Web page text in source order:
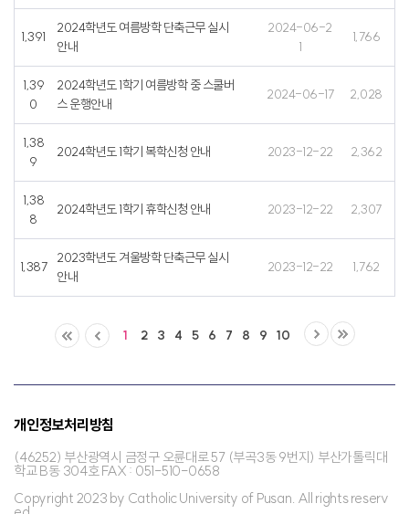
1,391
2024학년도 여름방학 단축근무 실시
안내
2024-06-2
1
1,766
1,39
0
2024학년도 1학기 여름방학 중 스쿨버
스 운행안내
2024-06-17 2,028
1,38
9
2024학년도 1학기 복학신청 안내 2023-12-22 2,362
1,38
8
2024학년도 1학기 휴학신청 안내 2023-12-22 2,307
1,387
2023학년도 겨울방학 단축근무 실시
안내
2023-12-22 1,762
1 2 3 4 5 6 7 8 9 10
개인정보처리방침
(46252) 부산광역시 금정구 오륜대로 57 (부곡3동 9번지) 부산가톨릭대
학교 B동 304호 FAX : 051-510-0658
Copyright 2023 by Catholic University of Pusan. All rights reserv